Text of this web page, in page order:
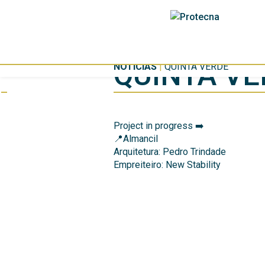
NOTÍCIAS |QUINTA VERDE
QUINTA
Project in progress ➡️
📍Almancil
Arquitetura: Pedro Trindade
Empreiteiro: New Stability